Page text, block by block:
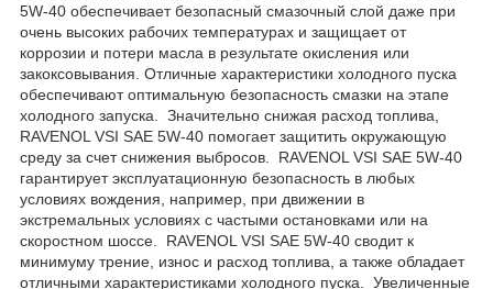
5W-40 обеспечивает безопасный смазочный слой даже при
очень высоких рабочих температурах и защищает от
коррозии и потери масла в результате окисления или
закоксовывания. Отличные характеристики холодного пуска
обеспечивают оптимальную безопасность смазки на этапе
холодного запуска. Значительно снижая расход топлива,
RAVENOL VSI SAE 5W-40 помогает защитить окружающую
среду за счет снижения выбросов. RAVENOL VSI SAE 5W-40
гарантирует эксплуатационную безопасность в любых
условиях вождения, например, при движении в
экстремальных условиях с частыми остановками или на
скоростном шоссе. RAVENOL VSI SAE 5W-40 сводит к
минимуму трение, износ и расход топлива, а также обладает
отличными характеристиками холодного пуска. Увеличенные